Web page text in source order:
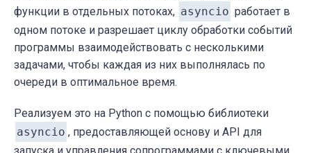
функции в отдельных потоках, asyncio работает в
одном потоке и разрешает циклу обработки событий
программы взаимодействовать с несколькими
задачами, чтобы каждая из них выполнялась по
очереди в оптимальное время.
Реализуем это на Python с помощью библиотеки
asyncio , предоставляющей основу и API для